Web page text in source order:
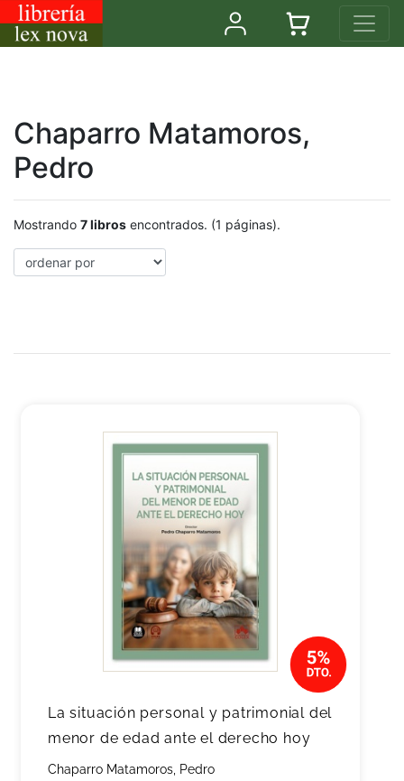
Chaparro Matamoros,
Pedro
Mostrando 7 libros encontrados. (1 páginas).
La situación personal y patrimonial del
menor de edad ante el derecho hoy
Chaparro Matamoros, Pedro